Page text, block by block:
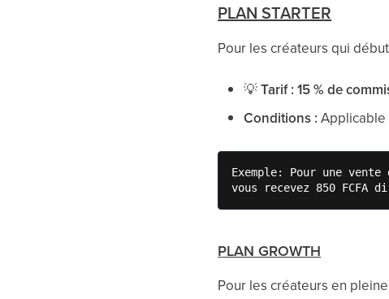
PLAN STARTER
Pour les créateurs qui
💡Tarif : 15 % de
Conditions : Applicable
Exemple: Pour une vente
vous recevez 850 FCFA
PLAN GROWTH
Pour les créateurs en